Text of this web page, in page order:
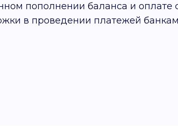
пополнении баланса и оплате
в проведении платежей